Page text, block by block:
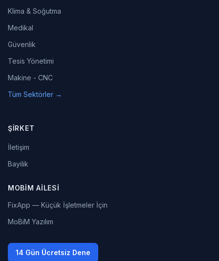
Klima & Soğutma
Medikal
Güvenlik
Tesis Yönetimi
Makine - CNC
Tüm Sektörler →
ŞIRKET
İletişim
Bayilik
MOBIM AILESI
FixApp — Küçük İşletmeler İçin
MoBiM Yazılım
14 Gün Ücretsiz Dene